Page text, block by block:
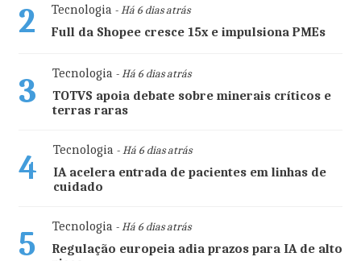
2 Tecnologia- Há 6 dias atrás
Full da Shopee cresce 15x e impulsiona PMEs
3 Tecnologia- Há 6 dias atrás
TOTVS apoia debate sobre minerais críticos e
terras raras
4 Tecnologia- Há 6 dias atrás
IA acelera entrada de pacientes em linhas de
cuidado
5 Tecnologia- Há 6 dias atrás
Regulação europeia adia prazos para IA de alto